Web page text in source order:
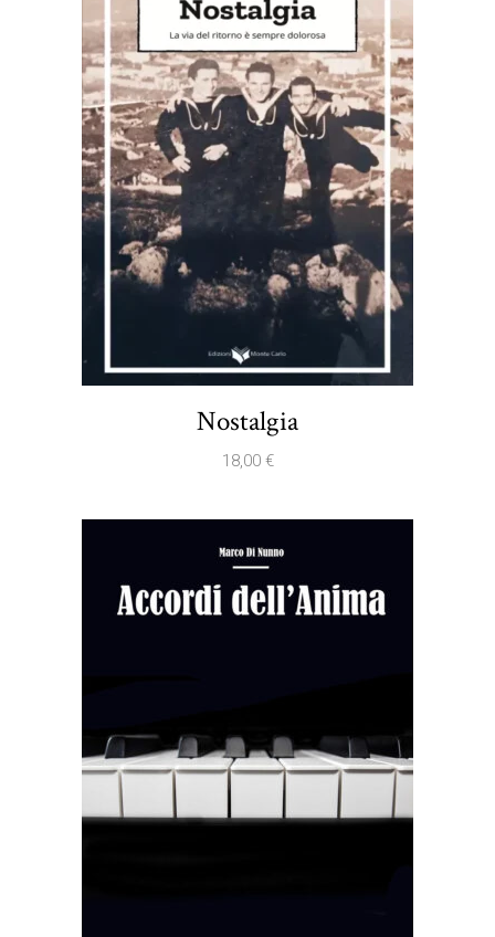
Nostalgia
18,00 €